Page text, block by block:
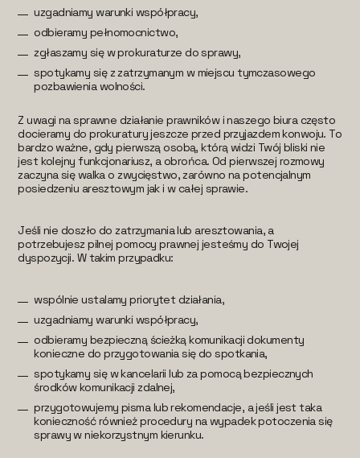
uzgadniamy warunki współpracy,
odbieramy pełnomocnictwo,
zgłaszamy się w prokuraturze do sprawy,
spotykamy się z zatrzymanym w miejscu tymczasowego
pozbawienia wolności.
Z uwagi na sprawne działanie prawników i naszego biura często
docieramy do prokuratury jeszcze przed przyjazdem konwoju. To
bardzo ważne, gdy pierwszą osobą, którą widzi Twój bliski nie
jest kolejny funkcjonariusz, a obrońca. Od pierwszej rozmowy
zaczyna się walka o zwycięstwo, zarówno na potencjalnym
posiedzeniu aresztowym jak i w całej sprawie.
Jeśli nie doszło do zatrzymania lub aresztowania, a
potrzebujesz pilnej pomocy prawnej jesteśmy do Twojej
dyspozycji. W takim przypadku:
wspólnie ustalamy priorytet działania,
uzgadniamy warunki współpracy,
odbieramy bezpieczną ścieżką komunikacji dokumenty
konieczne do przygotowania się do spotkania,
spotykamy się w kancelarii lub za pomocą bezpiecznych
środków komunikacji zdalnej,
przygotowujemy pisma lub rekomendacje, a jeśli jest taka
konieczność również procedury na wypadek potoczenia się
sprawy w niekorzystnym kierunku.